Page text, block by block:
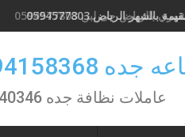
الرياض 0594577803
بالرياض حى لبن 0594577803
0581440346
عاملات نظافة جده 0581440346